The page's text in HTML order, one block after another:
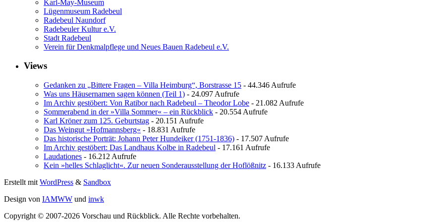
Karl-May-Museum
Lügenmuseum Radebeul
Radebeul Naundorf
Radebeuler Kultur e.V.
Stadt Radebeul
Verein für Denkmalpflege und Neues Bauen Radebeul e.V.
Views
Gedanken zu „Bittere Fragen – Villa Heimburg“, Borstrasse 15 - 44.346 Aufrufe
Was uns Häusernamen sagen können (Teil 1) - 24.097 Aufrufe
Im Archiv gestöbert: Von Ratibor nach Radebeul – Theodor Lobe - 21.082 Aufrufe
Sommerabend in der »Villa Sommer« – ein Rückblick - 20.554 Aufrufe
Karl Kröner zum 125. Geburtstag - 20.151 Aufrufe
Das Weingut »Hofmannsberg« - 18.831 Aufrufe
Das historische Porträt: Johann Peter Hundeiker (1751-1836) - 17.507 Aufrufe
Im Archiv gestöbert: Das Landhaus Kolbe in Radebeul - 17.161 Aufrufe
Laudationes - 16.212 Aufrufe
Kein »helles Schlaglicht«. Zur neuen Sonderausstellung der Hoflößnitz - 16.133 Aufrufe
Erstellt mit WordPress & Sandbox
Design von IAMWW und inwk
Copyright © 2007-2026 Vorschau und Rückblick. Alle Rechte vorbehalten.